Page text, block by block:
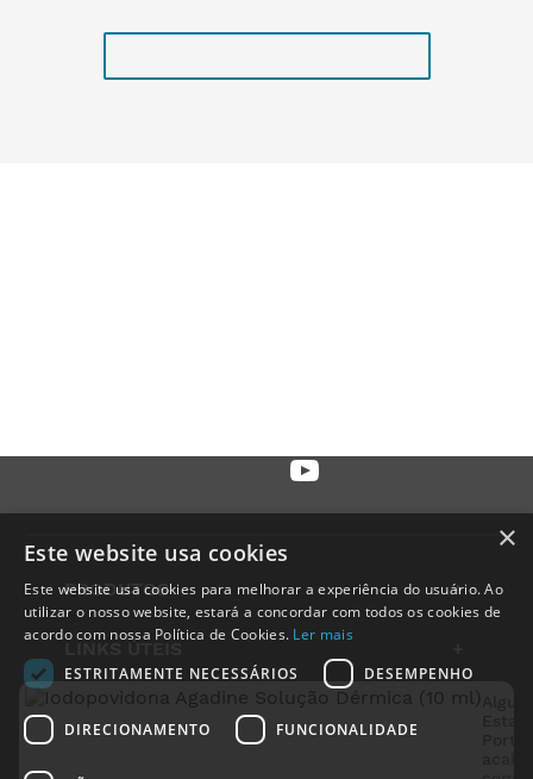
PRODUTOS +
INSTITUCIONAL +
×
Este website usa cookies
Este website usa cookies para melhorar a experiência do usuário. Ao
utilizar o nosso website, estará a concordar com todos os cookies de
acordo com nossa Política de Cookies. Ler mais
ESTRITAMENTE NECESSÁRIOS
DESEMPENHO
DIRECIONAMENTO FUNCIONALIDADE